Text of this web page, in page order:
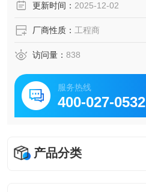
更新时间： 2025-12-02
厂商性质： 工程商
访问量： 838
服务热线
400-027-0532
产品分类